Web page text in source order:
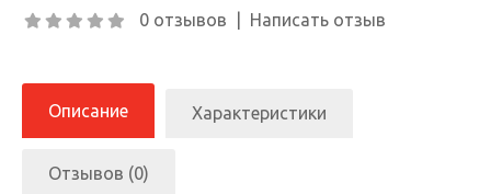
0 отзывов Написать отзыв
Описание Характеристики
Отзывов (0)